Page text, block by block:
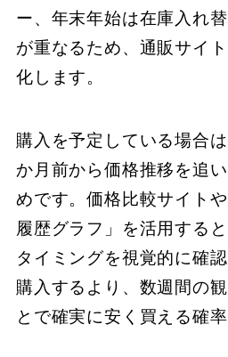
ー、年末年始は在庫入れ
が重なるため、通販サイ
化します。
購入を予定している場合
か月前から価格推移を追
めです。価格比較サイト
履歴グラフ」を活用する
タイミングを視覚的に確
購入するより、数週間の
とで確実に安く買える確